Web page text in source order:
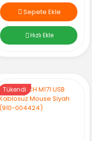
Sepete Ekle
Hızlı Ekle
Tükendi